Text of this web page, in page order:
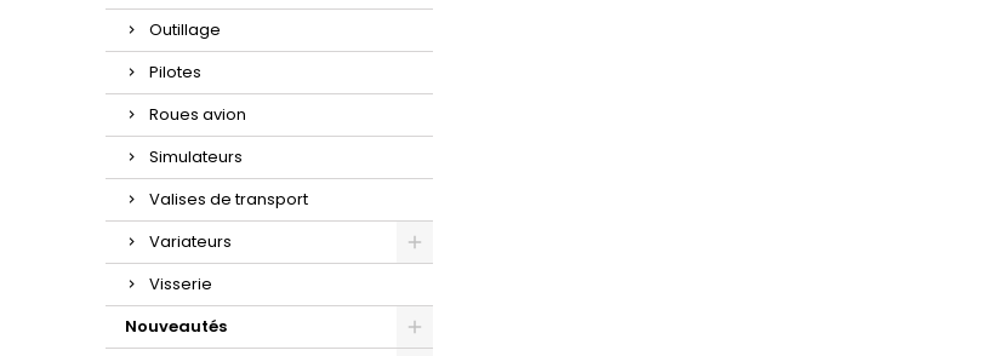
Outillage
Pilotes
Roues avion
Simulateurs
Valises de transport
Variateurs
Visserie
Nouveautés